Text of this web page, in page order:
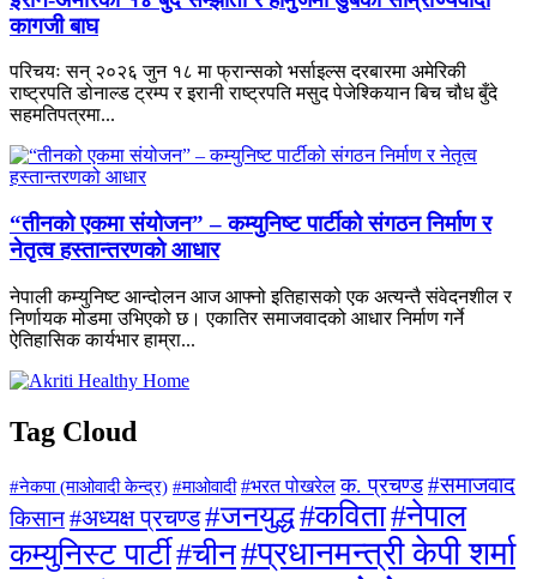
कागजी बाघ
परिचयः सन् २०२६ जुन १८ मा फ्रान्सको भर्साइल्स दरबारमा अमेरिकी
राष्ट्रपति डोनाल्ड ट्रम्प र इरानी राष्ट्रपति मसुद पेजेश्कियान बिच चौध बुँदे
सहमतिपत्रमा...
“तीनको एकमा संयोजन” – कम्युनिष्ट पार्टीको संगठन निर्माण र
नेतृत्व हस्तान्तरणको आधार
नेपाली कम्युनिष्ट आन्दोलन आज आफ्नो इतिहासको एक अत्यन्तै संवेदनशील र
निर्णायक मोडमा उभिएको छ। एकातिर समाजवादको आधार निर्माण गर्ने
ऐतिहासिक कार्यभार हाम्रा...
Tag Cloud
#नेकपा (माओवादी केन्द्र) #माओवादी #भरत पोखरेल क. प्रचण्ड #समाजवाद
किसान#अध्यक्ष प्रचण्ड#जनयुद्ध#कविता#नेपाल
कम्युनिस्ट पार्टी#चीन#प्रधानमन्त्री केपी शर्मा